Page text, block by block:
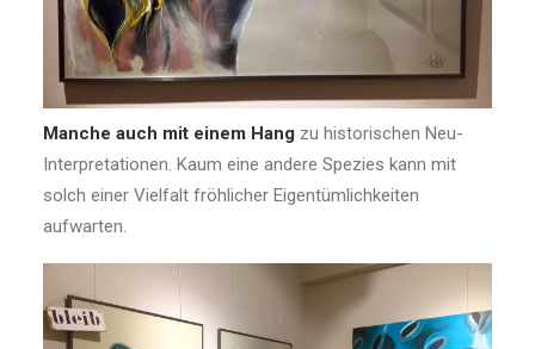
Manche auch mit einem Hang zu historischen Neu-
Interpretationen. Kaum eine andere Spezies kann mit
solch einer Vielfalt fröhlicher Eigentümlichkeiten
aufwarten.